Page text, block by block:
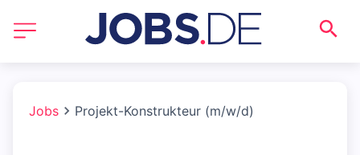
Jobs Projekt-Konstrukteur (m/w/d)